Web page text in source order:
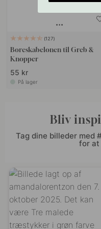
127
Boreskabelonen til Greb &
Knopper
55 kr
På lager
Bliv
Tag dine billeder med
for at